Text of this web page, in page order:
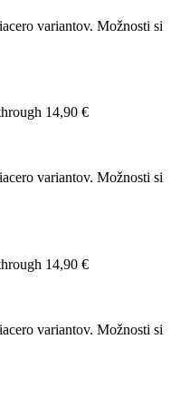
variantov. Možnosti si
14,90 €
variantov. Možnosti si
14,90 €
variantov. Možnosti si